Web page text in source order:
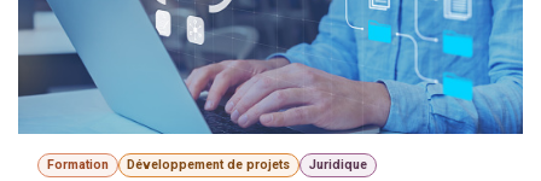
Formation Développement de projets Juridique